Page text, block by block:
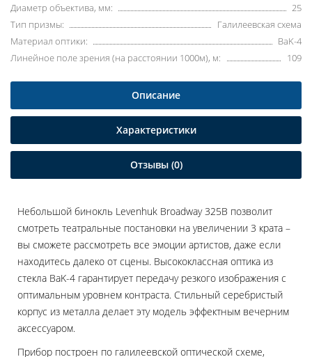
Диаметр объектива, мм:
25
Тип призмы:
Галилеевская схема
Материал оптики:
BaK-4
Линейное поле зрения (на расстоянии 1000м), м:
109
Описание
Характеристики
Отзывы (0)
Небольшой бинокль Levenhuk Broadway 325B позволит
смотреть театральные постановки на увеличении 3 крата –
вы сможете рассмотреть все эмоции артистов, даже если
находитесь далеко от сцены. Высококлассная оптика из
стекла BaK-4 гарантирует передачу резкого изображения с
оптимальным уровнем контраста. Стильный серебристый
корпус из металла делает эту модель эффектным вечерним
аксессуаром.
Прибор построен по галилеевской оптической схеме,